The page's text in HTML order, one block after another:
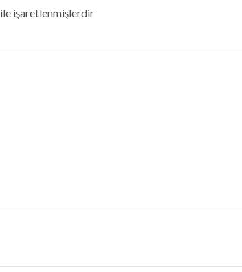
ile işaretlenmişlerdir